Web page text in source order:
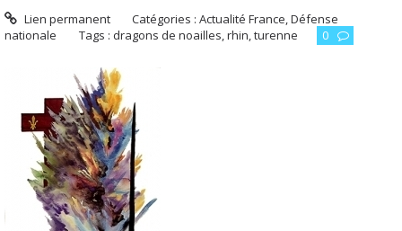
Lien permanent Catégories :Actualité France,Défense
nationale
Tags : dragons de noailles,rhin,turenne 0